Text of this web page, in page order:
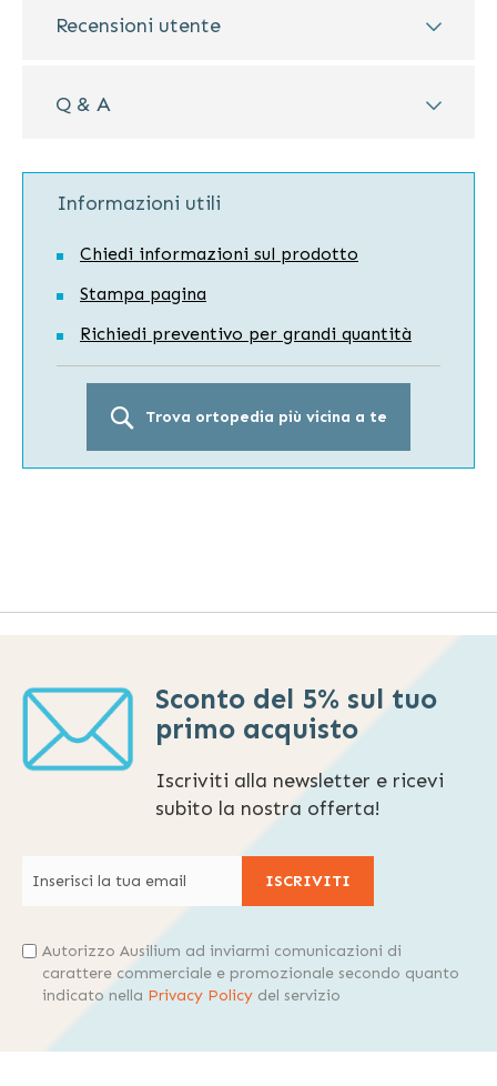
Recensioni utente
Q & A
Informazioni utili
Chiedi informazioni sul prodotto
Stampa pagina
Richiedi preventivo per grandi quantità
Trova ortopedia più vicina a te
Sconto del 5% sul tuo
primo acquisto
Iscriviti alla newsletter e ricevi
subito la nostra offerta!
ISCRIVITI
Autorizzo Ausilium ad inviarmi comunicazioni di
carattere commerciale e promozionale secondo quanto
indicato nella Privacy Policy del servizio